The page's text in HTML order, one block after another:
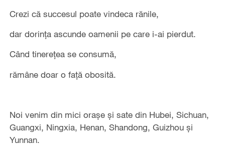
Crezi că succesul poate vindeca rănile,
dar dorința ascunde oamenii pe care i-ai pierdut.
Când tinerețea se consumă,
rămâne doar o față obosită.
Noi venim din mici orașe și sate din Hubei, Sichuan,
Guangxi, Ningxia, Henan, Shandong, Guizhou și
Yunnan.